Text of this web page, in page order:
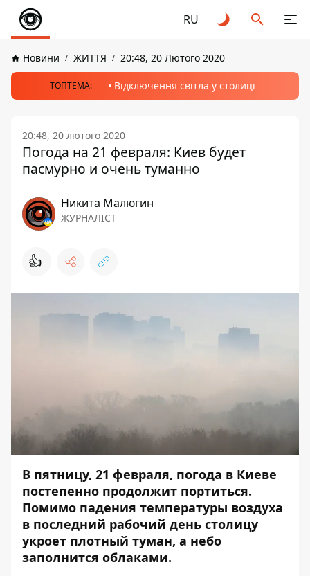
RU
Новини ЖИТТЯ 20:48, 20 Лютого 2020
ТОПТЕМА: Відключення світла у столиці
20:48, 20 лютого 2020
Погода на 21 февраля: Киев будет
пасмурно и очень туманно
Никита Малюгин
ЖУРНАЛІСТ
👍
В пятницу, 21 февраля, погода в Киеве
постепенно продолжит портиться.
Помимо падения температуры воздуха
в последний рабочий день столицу
укроет плотный туман, а небо
заполнится облаками.